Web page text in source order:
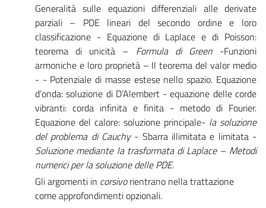
Generalità sulle equazioni differenziali alle derivate
parziali – PDE lineari del secondo ordine e loro
classificazione - Equazione di Laplace e di Poisson:
teorema di unicità – Formula di Green-Funzioni
armoniche e loro proprietà – Il teorema del valor medio
- - Potenziale di masse estese nello spazio. Equazione
d’onda: soluzione di D’Alembert - equazione delle corde
vibranti: corda infinita e finita - metodo di Fourier.
Equazione del calore: soluzione principale- la soluzione
del problema di Cauchy- Sbarra illimitata e limitata -
Soluzione mediante la trasformata di Laplace– Metodi
numerici per la soluzione delle PDE.
Gli argomenti in corsivorientrano nella trattazione
come approfondimenti opzionali.